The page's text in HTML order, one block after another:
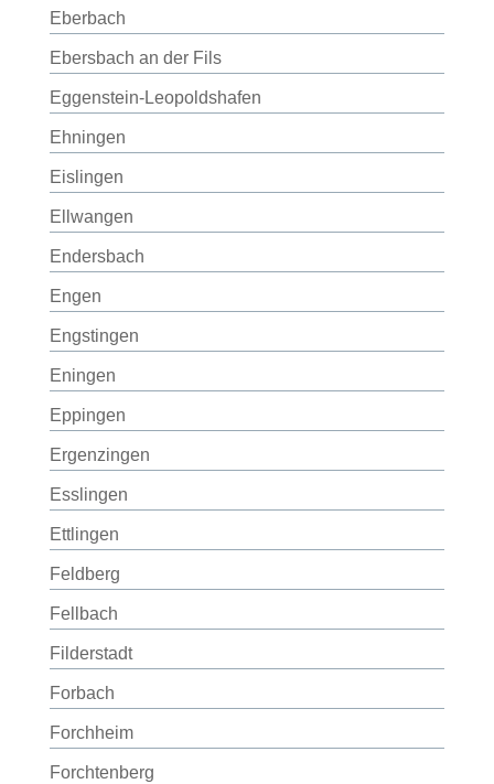
Eberbach
Ebersbach an der Fils
Eggenstein-Leopoldshafen
Ehningen
Eislingen
Ellwangen
Endersbach
Engen
Engstingen
Eningen
Eppingen
Ergenzingen
Esslingen
Ettlingen
Feldberg
Fellbach
Filderstadt
Forbach
Forchheim
Forchtenberg